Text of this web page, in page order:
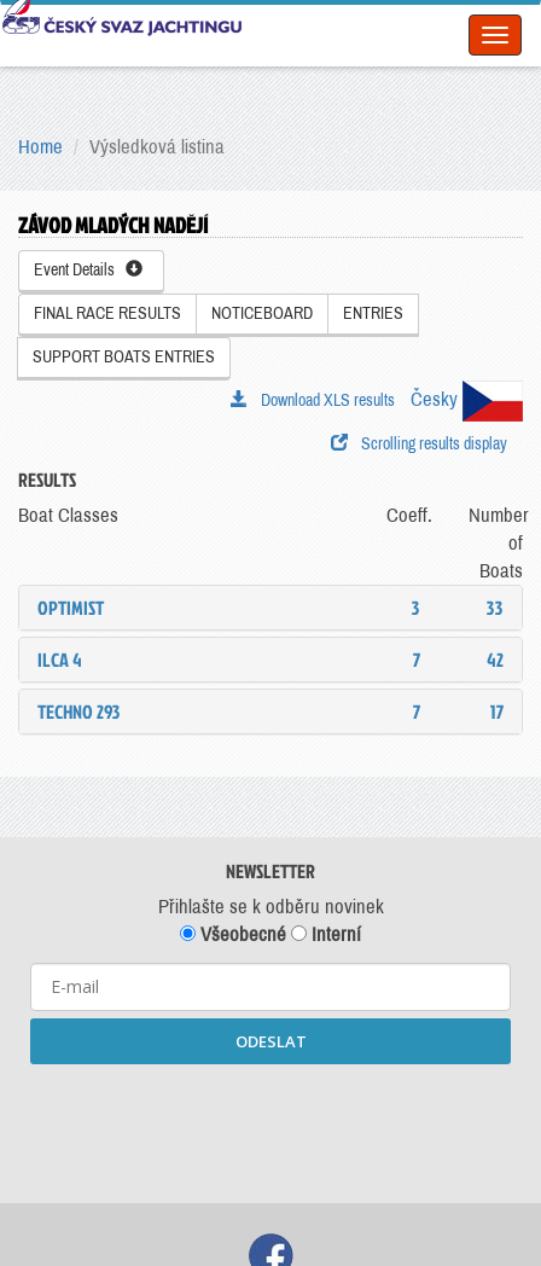
Home Výsledková listina
ZÁVOD MLADÝCH NADĚJÍ
Event Details
FINAL RACE RESULTS NOTICEBOARD ENTRIES
SUPPORT BOATS ENTRIES
Česky
Download XLS results
Scrolling results display
RESULTS
Boat Classes Coeff.
Number
of
Boats
OPTIMIST 3
33
ILCA 4
7
42
TECHNO 293
7 17
NEWSLETTER
Přihlašte se k odběru novinek
Všeobecné
Interní
ODESLAT